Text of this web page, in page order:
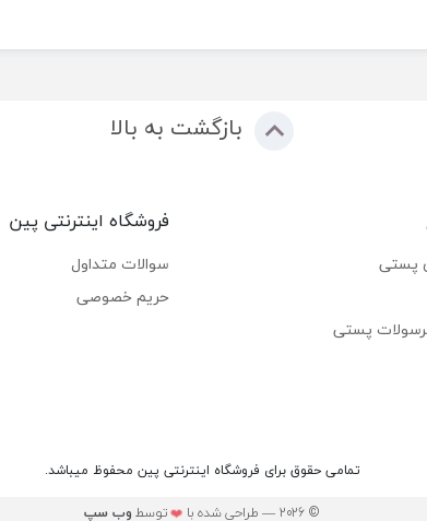
بازگشت به بالا
پستی
پستی
فروشگاه اینترنتی پین
سوالات متداول
حریم خصوصی
تمامی حقوق برای فروشگاه اینترنتی پین محفوظ میباشد.
© 2026 — طراحی شده با
❤️توسطوب ‌سپ